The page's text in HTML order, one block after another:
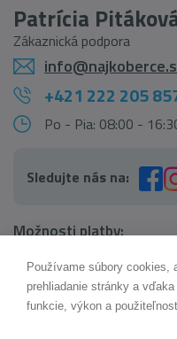
Patrícia
Zákaznická podpora
+421 222 205
Po - Pia: 08:00 -
Sledujte nás na:
Možnosti platby:
AI pomocník
Online
Používame súbory cookies,
prehliadanie stránky a
funkcie, výkon a